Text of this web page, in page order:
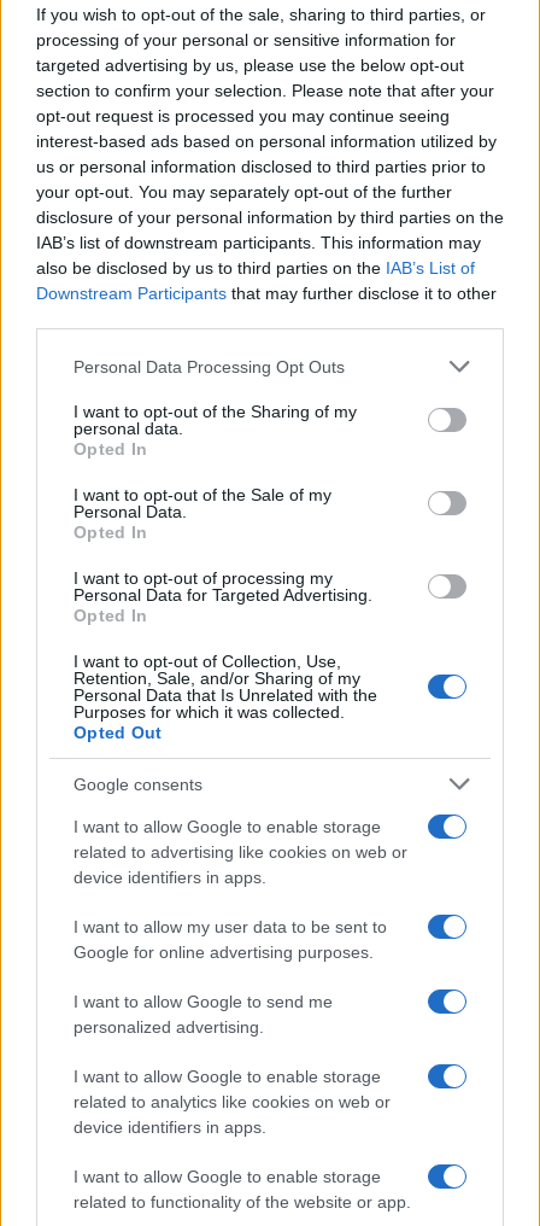
If you wish to opt-out of the sale, sharing to third parties, or
processing of your personal or sensitive information for
targeted advertising by us, please use the below opt-out
section to confirm your selection. Please note that after your
opt-out request is processed you may continue seeing
interest-based ads based on personal information utilized by
us or personal information disclosed to third parties prior to
your opt-out. You may separately opt-out of the further
disclosure of your personal information by third parties on the
IAB’s list of downstream participants. This information may
also be disclosed by us to third parties on the IAB’s List of
Downstream Participants that may further disclose it to other
Please note that this website/app uses one or more Google
not limited to your visit or usage behaviour. You may click to
grant or deny consent to Google and its third-party tags to
use your data for below specified purposes in below Google
consent section.
Personal Data Processing Opt Outs
I want to opt-out of the Sharing of my
personal data.
Opted In
I want to opt-out of the Sale of my
Personal Data.
Opted In
I want to opt-out of processing my
Personal Data for Targeted Advertising.
Opted In
I want to opt-out of Collection, Use,
Retention, Sale, and/or Sharing of my
Personal Data that Is Unrelated with the
Purposes for which it was collected.
Opted Out
Google consents
I want to allow Google to enable storage
related to advertising like cookies on web or
device identifiers in apps.
I want to allow my user data to be sent to
Google for online advertising purposes.
I want to allow Google to send me
personalized advertising.
I want to allow Google to enable storage
related to analytics like cookies on web or
device identifiers in apps.
I want to allow Google to enable storage
related to functionality of the website or app.
al mondo.
AUTORE
AiAdhubMedia
Continua a leggere
Arrestati cinque agenti della polizia locale di Milano: le
accuse e i dettagli
Alessandro Tassinari · 7 Ago 2026